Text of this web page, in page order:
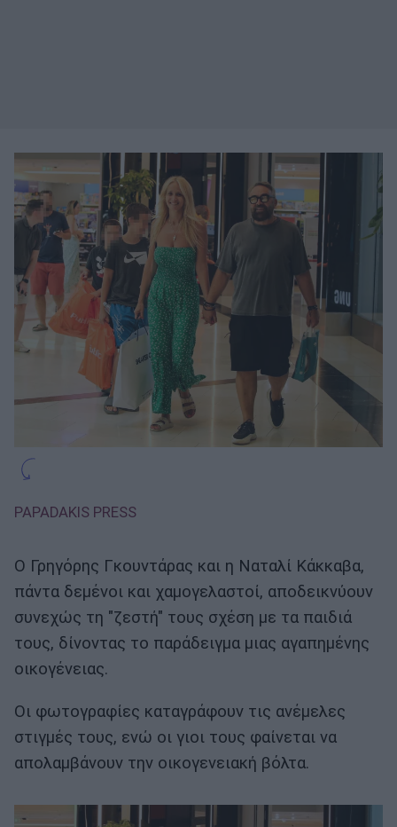
PAPADAKIS PRESS
Ο Γρηγόρης Γκουντάρας και η Ναταλί Κάκκαβα,
πάντα δεμένοι και χαμογελαστοί, αποδεικνύουν
συνεχώς τη "ζεστή" τους σχέση με τα παιδιά
τους, δίνοντας το παράδειγμα μιας αγαπημένης
οικογένειας.
Οι φωτογραφίες καταγράφουν τις ανέμελες
στιγμές τους, ενώ οι γιοι τους φαίνεται να
απολαμβάνουν την οικογενειακή βόλτα.